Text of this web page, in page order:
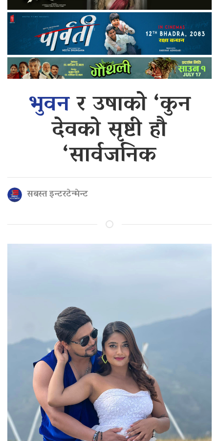
भुवनर उषाको ‘कुन
देवको सृष्टी हौ
‘सार्वजनिक
सबस्त इन्टरटेन्मेन्ट